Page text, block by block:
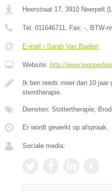
Heerstraat 17 3910 Neerpelt (
Tel: 011646711 , Fax: - , BTW-
E-mail › Sarah Van Baelen
Website: http://
Ik ben reeds meer dan 10
stemtherapie.
Diensten: Stottertherapie,
Er wordt gewerkt op afspraak.
Sociale media: